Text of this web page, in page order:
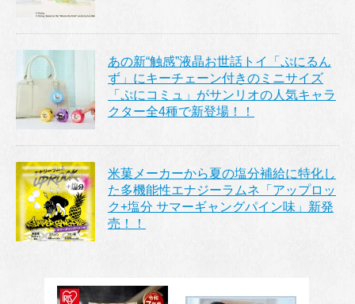
あの新“触感”液晶お世話トイ「ぷにるん
ず」にキーチェーン付きのミニサイズ
「ぷにコミュ」がサンリオの人気キャラ
クター全4種で新登場！！
米菓メーカーから夏の塩分補給に特化し
た多機能性エナジーラムネ「アップロッ
ク+塩分 サマーギャングパイン味」新発
売！！